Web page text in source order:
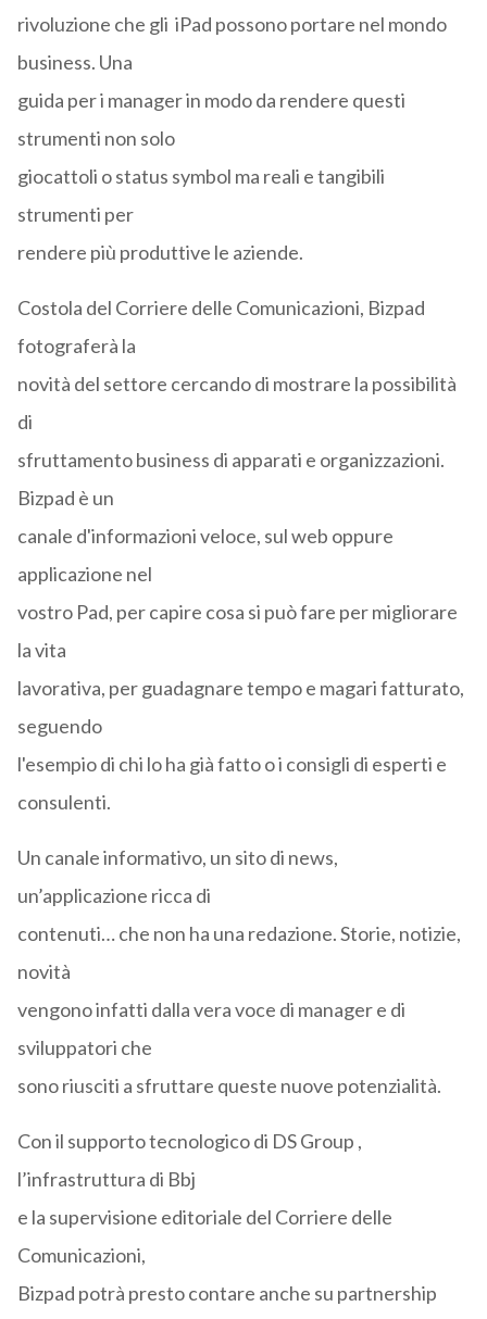
rivoluzione che gli iPad possono portare nel mondo
business. Una
guida per i manager in modo da rendere questi
strumenti non solo
giocattoli o status symbol ma reali e tangibili
strumenti per
rendere più produttive le aziende.
Costola del Corriere delle Comunicazioni, Bizpad
fotograferà la
novità del settore cercando di mostrare la possibilità
di
sfruttamento business di apparati e organizzazioni.
Bizpad è un
canale d'informazioni veloce, sul web oppure
applicazione nel
vostro Pad, per capire cosa si può fare per migliorare
la vita
lavorativa, per guadagnare tempo e magari fatturato,
seguendo
l'esempio di chi lo ha già fatto o i consigli di esperti e
consulenti.
Un canale informativo, un sito di news,
un’applicazione ricca di
contenuti… che non ha una redazione. Storie, notizie,
novità
vengono infatti dalla vera voce di manager e di
sviluppatori che
sono riusciti a sfruttare queste nuove potenzialità.
Con il supporto tecnologico di DS Group ,
l’infrastruttura di Bbj
e la supervisione editoriale del Corriere delle
Comunicazioni,
Bizpad potrà presto contare anche su partnership